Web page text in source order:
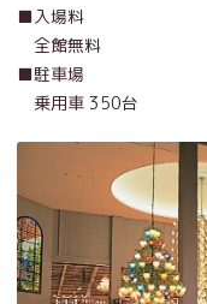
■入場料
全館無料
■駐車場
乗用車 350台